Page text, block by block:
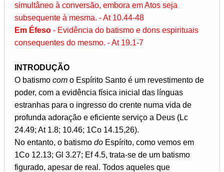
simultâneo à conversão, embora em Atos seja
subsequente à mesma. - At 10.44-48
Em Éfeso - Evidência do batismo e dons espirituais
consequentes do mesmo. - At 19.1-7
INTRODUÇÃO
O batismo com o Espírito Santo é um revestimento de
poder, com a evidência física inicial das línguas
estranhas para o ingresso do crente numa vida de
profunda adoração e eficiente serviço a Deus (Lc
24.49; At 1.8; 10.46; 1Co 14.15,26).
No entanto, o batismo do Espírito, como vemos em
1Co 12.13; Gl 3.27; Ef 4.5, trata-se de um batismo
figurado, apesar de real. Todos aqueles que